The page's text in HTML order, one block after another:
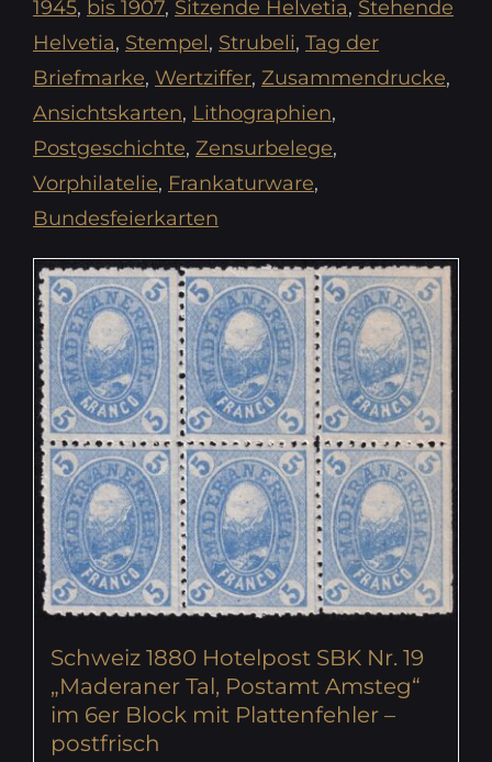
1945, bis 1907, Sitzende Helvetia, Stehende
Helvetia, Stempel, Strubeli, Tag der
Briefmarke, Wertziffer, Zusammendrucke,
Ansichtskarten, Lithographien,
Postgeschichte, Zensurbelege,
Vorphilatelie, Frankaturware,
Bundesfeierkarten
Schweiz 1880 Hotelpost SBK Nr. 19
„Maderaner Tal, Postamt Amsteg“
im 6er Block mit Plattenfehler –
postfrisch